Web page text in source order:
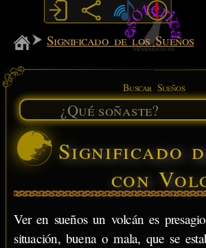
MiSabueso
Significado de los Sueños
Buscar Sueños
Significado
con
Ver en sueños un volcán es
situación, buena o mala, que se